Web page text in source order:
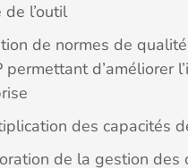
l’outil
de normes de
permettant d’améliorer
des capacités
de la gestion des